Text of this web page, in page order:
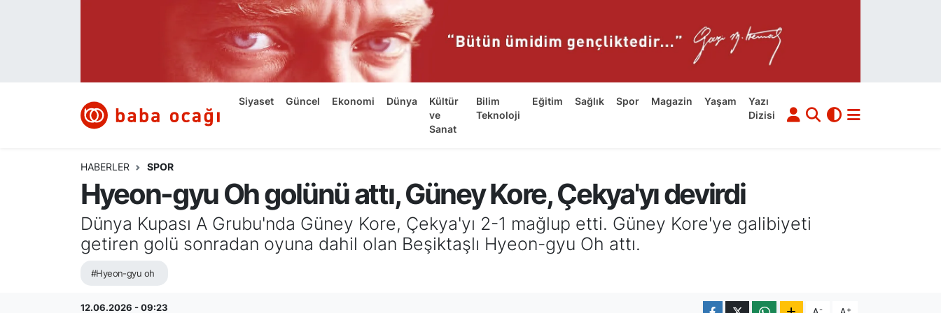
Siyaset Güncel Ekonomi Dünya
Kültür
ve
Sanat
Bilim
Teknoloji
Eğitim Sağlık Spor Magazin Yaşam
Yazı
Dizisi
HABERLER SPOR
Hyeon-gyu Oh golünü attı, Güney Kore, Çekya'yı devirdi
Dünya Kupası A Grubu'nda Güney Kore, Çekya'yı 2-1 mağlup etti. Güney Kore'ye galibiyeti
getiren golü sonradan oyuna dahil olan Beşiktaşlı Hyeon-gyu Oh attı.
#Hyeon-gyu oh
12.06.2026 - 09:23 - +
Ekonomi
Kültür ve Sanat
Bilim ve Teknoloji
Yazı Dizisi
Namaz Vakitleri
Trafik Durumu
Süper Lig Puan Durumu ve Fikstür
Tüm Manşetler
Son Dakika Haberleri
Haber Arşivi